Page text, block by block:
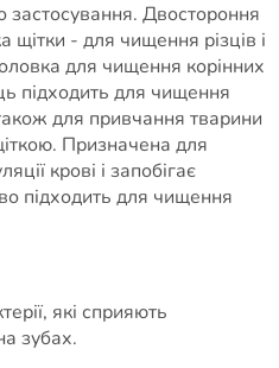
Двостороння
щітки - для чищення різців і
для чищення корінних
підходить для чищення
для привчання тварини
Призначена для
крові і запобігає
підходить для чищення
які сприяють
зубах.